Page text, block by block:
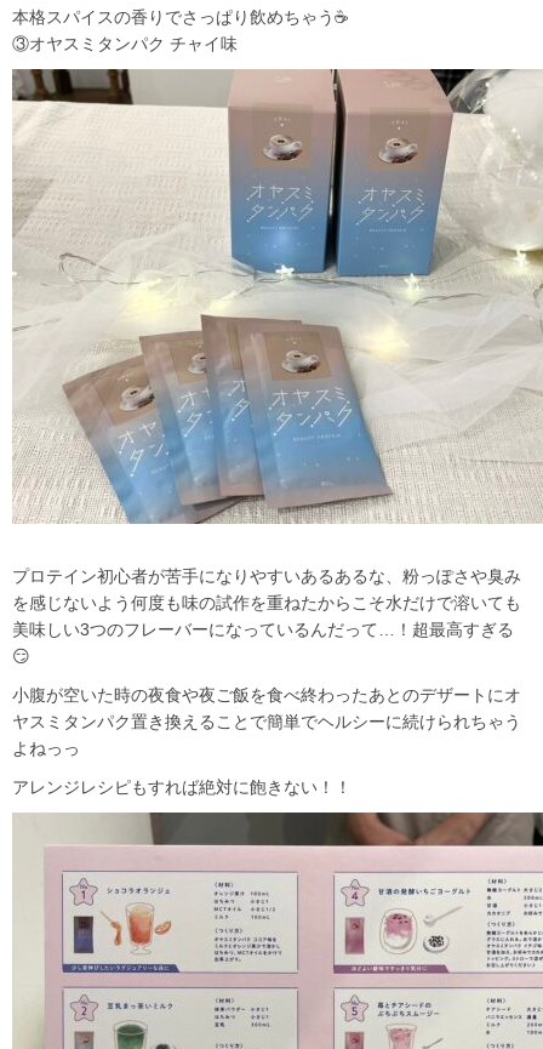
本格スパイスの香りでさっぱり飲めちゃう☕️
③オヤスミタンパク チャイ味
プロテイン初心者が苦手になりやすいあるあるな、粉っぽさや臭み
を感じないよう何度も味の試作を重ねたからこそ水だけで溶いても
美味しい3つのフレーバーになっているんだって…！超最高すぎる
😏
小腹が空いた時の夜食や夜ご飯を食べ終わったあとのデザートにオ
ヤスミタンパク置き換えることで簡単でヘルシーに続けられちゃう
よねっっ
アレンジレシピもすれば絶対に飽きない！！